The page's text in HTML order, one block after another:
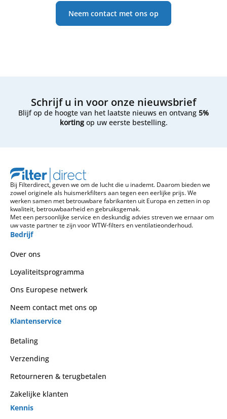
Neem contact met ons op
Schrijf u in voor onze nieuwsbrief
Blijf op de hoogte van het laatste nieuws en ontvang 5%
kortingop uw eerste bestelling.
Bij Filterdirect, geven we om de lucht die u inademt. Daarom bieden we
zowel originele als huismerkfilters aan tegen een eerlijke prijs. We
werken samen met betrouwbare fabrikanten uit Europa en zetten in op
kwaliteit, betrouwbaarheid en gebruiksgemak.
Met een persoonlijke service en deskundig advies streven we ernaar om
uw vaste partner te zijn voor WTW-filters en ventilatieonderhoud.
Bedrijf
Over ons
Loyaliteitsprogramma
Ons Europese netwerk
Neem contact met ons op
Klantenservice
Betaling
Verzending
Retourneren & terugbetalen
Zakelijke klanten
Kennis